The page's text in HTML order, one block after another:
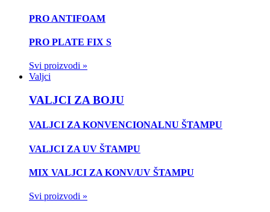
PRO ANTIFOAM
PRO PLATE FIX S
Svi proizvodi »
Valjci
VALJCI ZA BOJU
VALJCI ZA KONVENCIONALNU ŠTAMPU
VALJCI ZA UV ŠTAMPU
MIX VALJCI ZA KONV/UV ŠTAMPU
Svi proizvodi »